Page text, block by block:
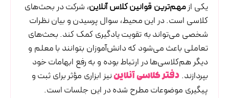
یکی ازمهم‌ترین قوانین کلاس آنلاین، شرکت در بحث‌های
کلاسی است. در این محیط، سوال پرسیدن و بیان نظرات
شخصی می‌تواند به تقویت یادگیری کمک کند. بحث‌های
تعاملی باعث می‌شود که دانش‌آموزان بتوانند با معلم و
دیگر هم‌کلاسی‌ها در ارتباط بوده و به رفع ابهامات خود
بپردازند. دفتر کلاسی آنلایننیز ابزاری مؤثر برای ثبت و
پیگیری موضوعات مطرح شده در این جلسات است.